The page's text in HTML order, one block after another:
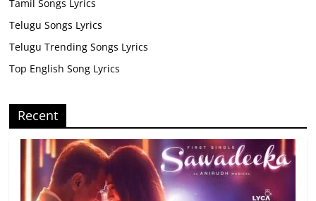
Tamil Songs Lyrics
Telugu Songs Lyrics
Telugu Trending Songs Lyrics
Top English Song Lyrics
Recent